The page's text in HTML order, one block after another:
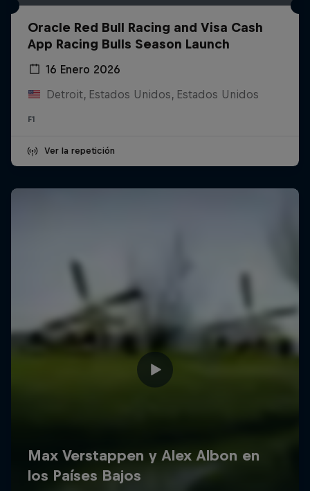
Oracle Red Bull Racing and Visa Cash
App Racing Bulls Season Launch
16 Enero 2026
Detroit, Estados Unidos, Estados Unidos
F1
Ver la repetición